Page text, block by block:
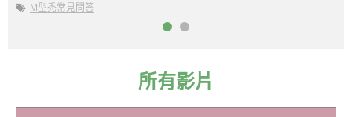
M型禿常見問答
所有影片